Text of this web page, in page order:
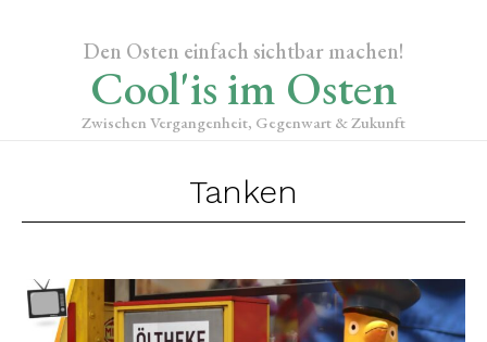
Den Osten einfach sichtbar machen!
Cool'is im Osten
Zwischen Vergangenheit, Gegenwart & Zukunft
Tanken